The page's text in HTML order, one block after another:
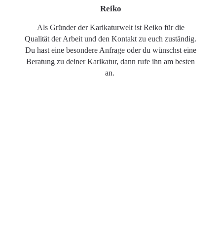
Reiko
Als Gründer der Karikaturwelt ist Reiko für die
Qualität der Arbeit und den Kontakt zu euch zuständig.
Du hast eine besondere Anfrage oder du wünschst eine
Beratung zu deiner Karikatur, dann rufe ihn am besten
an.